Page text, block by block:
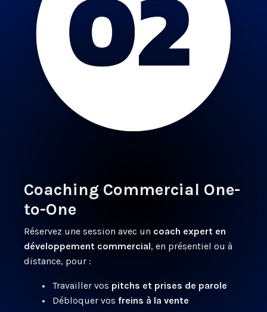
Coaching Commercial One-
to-One
Réservez une session avec un coach expert en
développement commercial, en présentiel ou à
distance, pour :
• Travailler vos pitchs et prises de parole
• Débloquer vos freins à la vente